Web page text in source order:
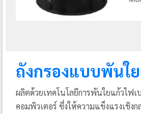
ถังกรองแบบพันใ
ผลิตด้วยเทคโนโลยีการพันใยแก้วไฟเ
คอมพิวเตอร์ ซึ่งให้ความแข็งแรงเชิงก